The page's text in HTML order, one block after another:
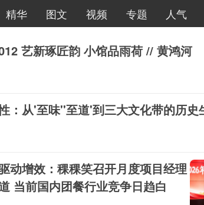
精华 图文 视频 专题 人气
艺新琢匠韵 小馆品雨荷 // 黄鸿河
：从'至味''至道'到三大文化带的历史
动增效：稞稞笑召开月度项目经理
大会，锚定出海新赛道 当前国内团餐行业竞争日趋白